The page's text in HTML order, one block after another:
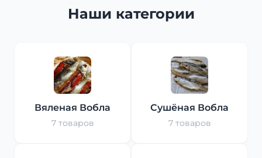
Наши категории
Вяленая Вобла
7 товаров
Сушёная Вобла
7 товаров